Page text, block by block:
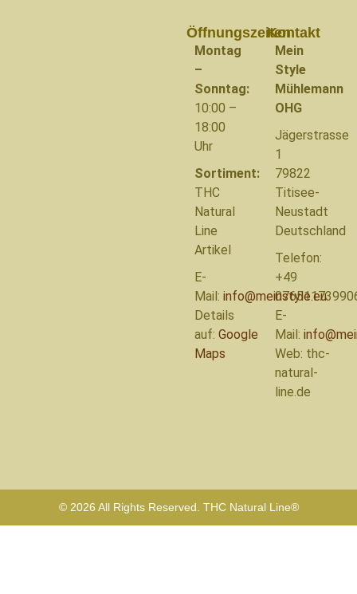
Kontakt
Mein
Style
Mühlemann
OHG
Jägerstrasse
1
79822
Titisee-
Neustadt
Deutschland
Telefon:
+49
E-
Mail:
Web: thc-
natural-
line.de
Öffnungszeiten
Montag
–
Sonntag:
10:00 –
18:00
Uhr
Sortiment:
THC
Natural
Line
Artikel
E-
Mail: info@meinstyle.eu
Details
auf:Google
Maps
© 2026 All Rights Reserved. THC Natural Line®